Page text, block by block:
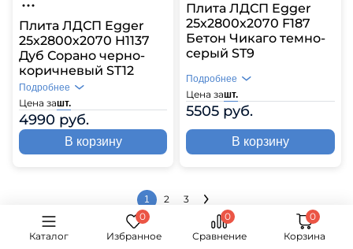
Каталог Избранное Сравнение Корзина
Плита ЛДСП Egger
25х2800х2070 H1137
Дуб Сорано черно-
коричневый ST12
Цена зашт.
4990 руб.
Подробнее
В корзину
Плита ЛДСП Egger
25х2800х2070 F187
Бетон Чикаго темно-
серый ST9
Цена зашт.
5505 руб.
Подробнее
В корзину
1 2 3